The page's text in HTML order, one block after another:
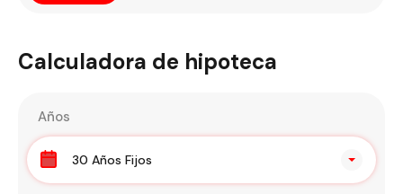
Calculadora de hipoteca
Años
30 Años Fijos